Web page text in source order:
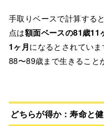
手取りベースで計算する
点は額面ベースの81歳11
1ヶ月になるとされてい
88〜89歳まで生きること
どちらが得か：寿命と